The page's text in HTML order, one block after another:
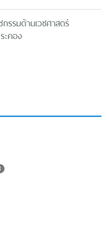
รรมด้านเวชศาสตร์
ะคอง